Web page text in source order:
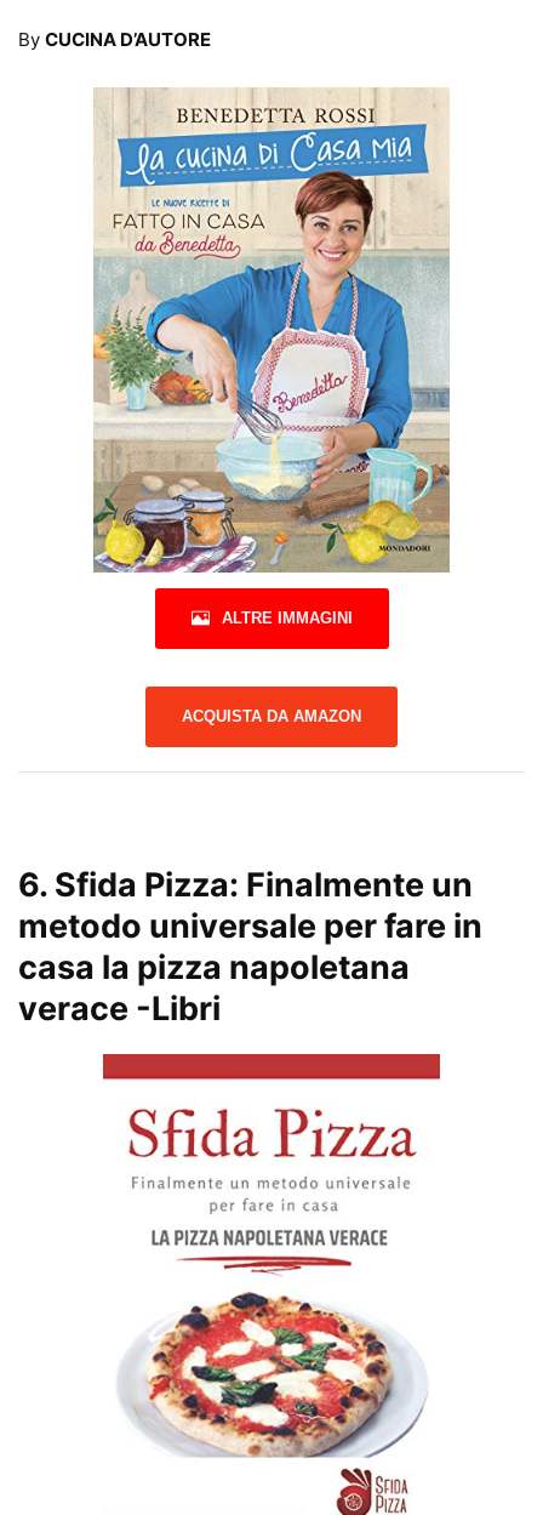
By CUCINA D’AUTORE
ALTRE IMMAGINI
ACQUISTA DA AMAZON
6. Sfida Pizza: Finalmente un
metodo universale per fare in
casa la pizza napoletana
verace -Libri